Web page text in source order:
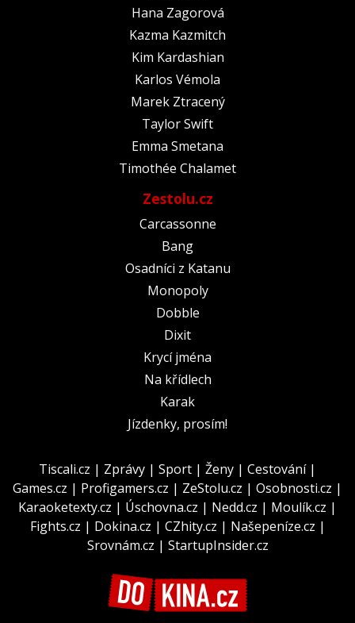
Hana Zagorová
Kazma Kazmitch
Kim Kardashian
Karlos Vémola
Marek Ztracený
Taylor Swift
Emma Smetana
Timothée Chalamet
Zestolu.cz
Carcassonne
Bang
Osadníci z Katanu
Monopoly
Dobble
Dixit
Krycí jména
Na křídlech
Karak
Jízdenky, prosím!
Tiscali.cz | Zprávy | Sport | Ženy | Cestování|
Games.cz | Profigamers.cz | ZeStolu.cz | Osobnosti.cz |
Karaoketexty.cz | Úschovna.cz | Nedd.cz | Moulík.cz |
Fights.cz | Dokina.cz | CZhity.cz | Našepeníze.cz |
Srovnám.cz | StartupInsider.cz